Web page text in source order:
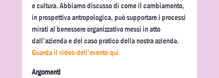
e cultura. Abbiamo discusso di come il cambiamento,
in prospettiva antropologica, può supportare i processi
mirati al benessere organizzativo messi in atto
dall’azienda e del caso pratico della nostra azienda.
Guarda il video dell’evento qui
Argomenti